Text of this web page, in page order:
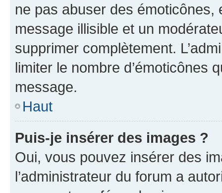
ne pas abuser des
message illisible et un
supprimer complètement.
limiter le nombre d’émoticônes
message.
Haut
Puis-je insérer des images ?
Oui, vous pouvez insérer des
l’administrateur du forum a